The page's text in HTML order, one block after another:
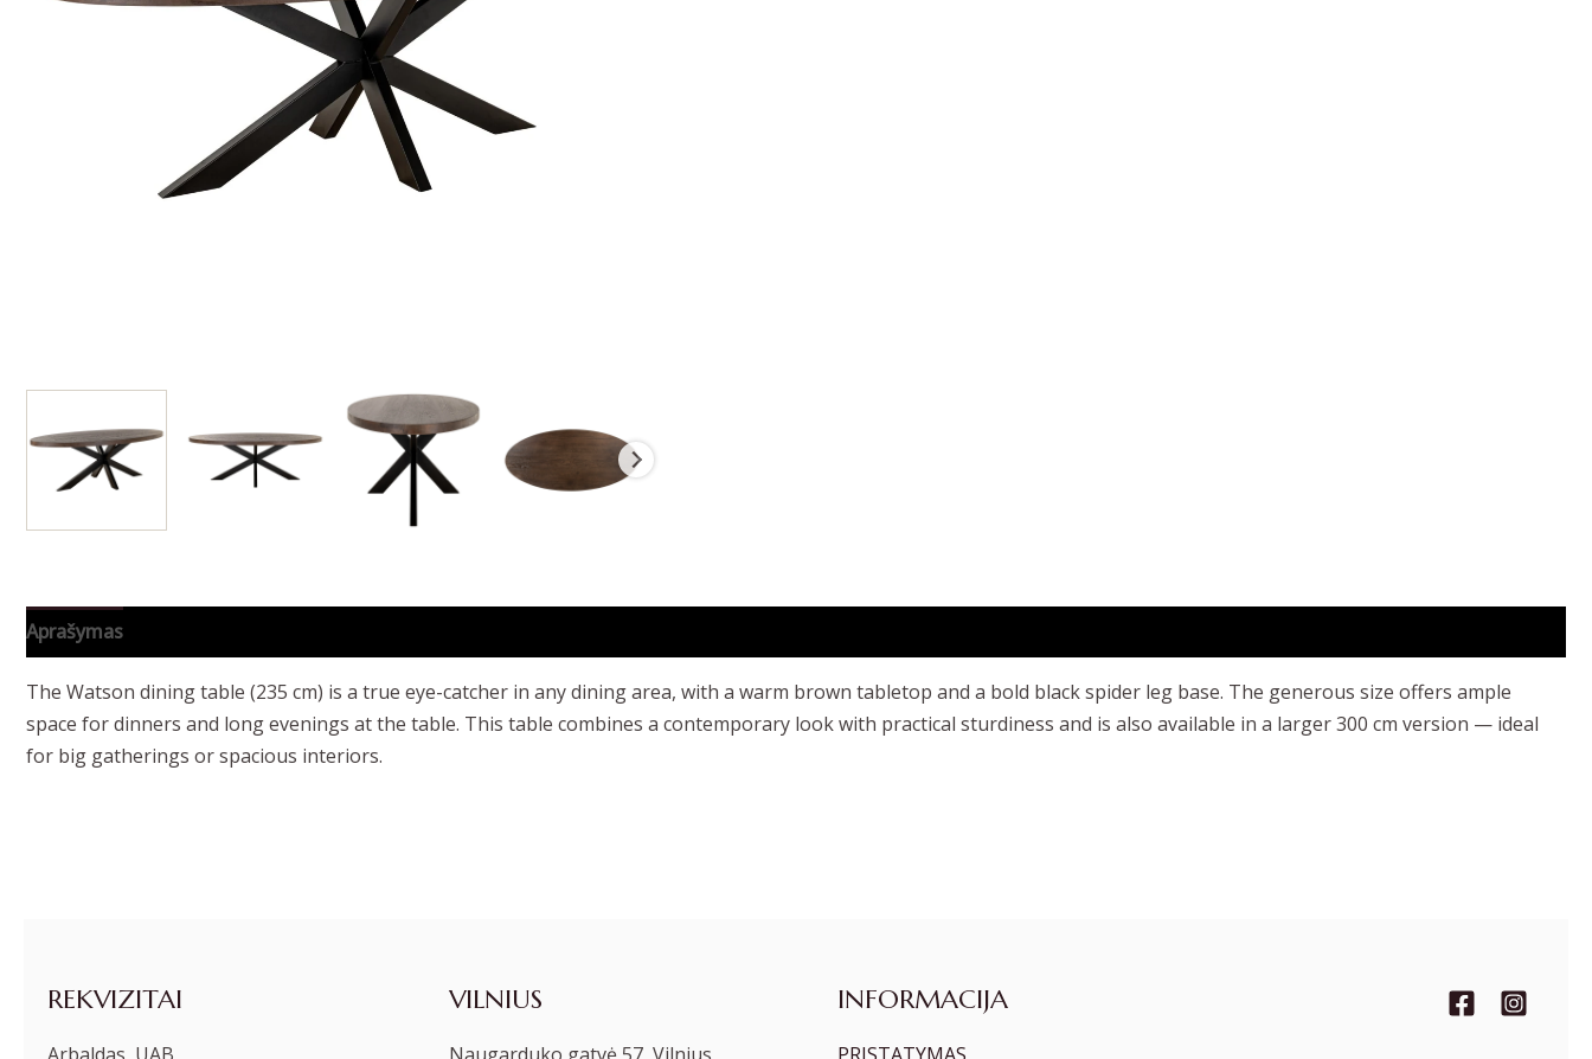
Aprašymas
The Watson dining table (235 cm) is a true eye-catcher in any dining area, with a warm brown tabletop and a bold black spider leg base. The generous size offers ample
space for dinners and long evenings at the table. This table combines a contemporary look with practical sturdiness and is also available in a larger 300 cm version — ideal
for big gatherings or spacious interiors.
REKVIZITAI VILNIUS INFORMACIJA